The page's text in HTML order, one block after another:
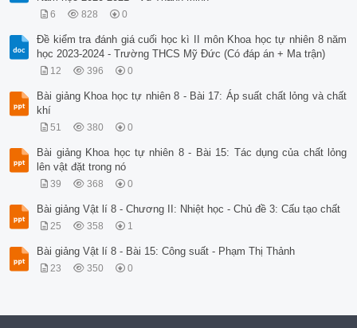
6 828 0
Đề kiểm tra đánh giá cuối học kì II môn Khoa học tự nhiên 8 năm
học 2023-2024 - Trường THCS Mỹ Đức (Có đáp án + Ma trận)
12 396 0
Bài giảng Khoa học tự nhiên 8 - Bài 17: Áp suất chất lỏng và chất
khí
51 380 0
Bài giảng Khoa học tự nhiên 8 - Bài 15: Tác dụng của chất lỏng
lên vật đặt trong nó
39 368 0
Bài giảng Vật lí 8 - Chương II: Nhiệt học - Chủ đề 3: Cấu tạo chất
25 358 1
Bài giảng Vật lí 8 - Bài 15: Công suất - Phạm Thị Thảnh
23 350 0